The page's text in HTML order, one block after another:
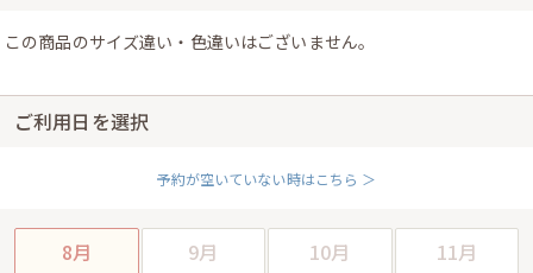
この商品のサイズ違い・色違いはございません。
ご利用日を選択
予約が空いていない時はこちら ＞
8月 9月 10月 11月